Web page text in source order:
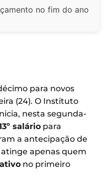
no fim do ano
para novos
(24). O Instituto
nesta segunda-
salário para
a antecipação de
atinge apenas quem
no primeiro